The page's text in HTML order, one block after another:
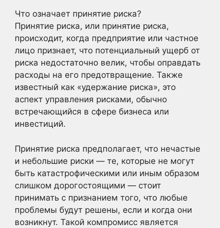
Что означает принятие риска?
Принятие риска, или принятие риска,
происходит, когда предприятие или частное
лицо признает, что потенциальный ущерб от
риска недостаточно велик, чтобы оправдать
расходы на его предотвращение. Также
известный как «удержание риска», это
аспект управления рисками, обычно
встречающийся в сфере бизнеса или
инвестиций.
Принятие риска предполагает, что нечастые
и небольшие риски — те, которые не могут
быть катастрофическими или иным образом
слишком дорогостоящими — стоит
принимать с признанием того, что любые
проблемы будут решены, если и когда они
возникнут. Такой компромисс является